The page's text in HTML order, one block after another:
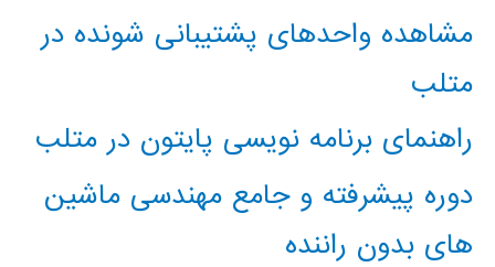
مشاهده واحدهای پشتیبانی شونده در
متلب
راهنمای برنامه نویسی پایتون در متلب
دوره پیشرفته و جامع مهندسی ماشین
های بدون راننده